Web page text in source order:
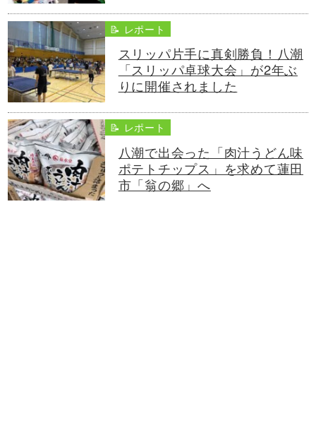
📝 レポート
スリッパ片手に真剣勝負！八潮
「スリッパ卓球大会」が2年ぶ
りに開催されました
📝 レポート
八潮で出会った「肉汁うどん味
ポテトチップス」を求めて蓮田
市「翁の郷」へ